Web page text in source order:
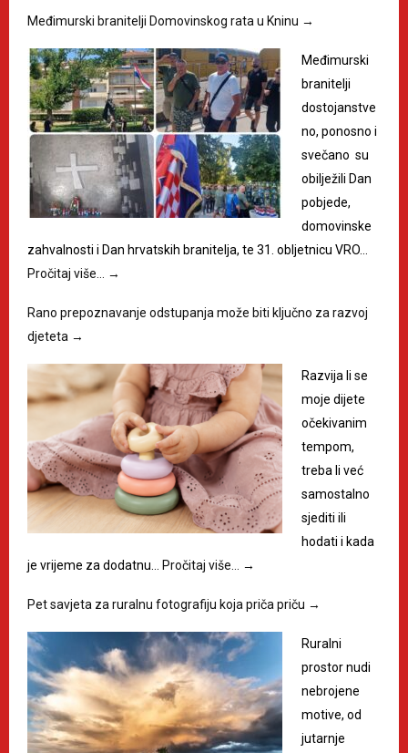
Međimurski branitelji Domovinskog rata u Kninu →
Međimurski
branitelji
dostojanstve
no, ponosno i
svečano su
obilježili Dan
pobjede,
domovinske
zahvalnosti i Dan hrvatskih branitelja, te 31. obljetnicu VRO…
Pročitaj više…
→
Rano prepoznavanje odstupanja može biti ključno za razvoj
djeteta →
Razvija li se
moje dijete
očekivanim
tempom,
treba li već
samostalno
sjediti ili
hodati i kada
je vrijeme za dodatnu… Pročitaj više… →
Pet savjeta za ruralnu fotografiju koja priča priču →
Ruralni
prostor nudi
nebrojene
motive, od
jutarnje